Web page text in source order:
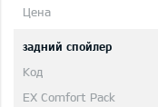
задний спойлер